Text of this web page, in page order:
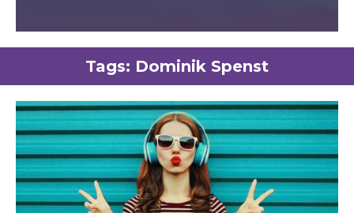
Tags: Dominik Spenst